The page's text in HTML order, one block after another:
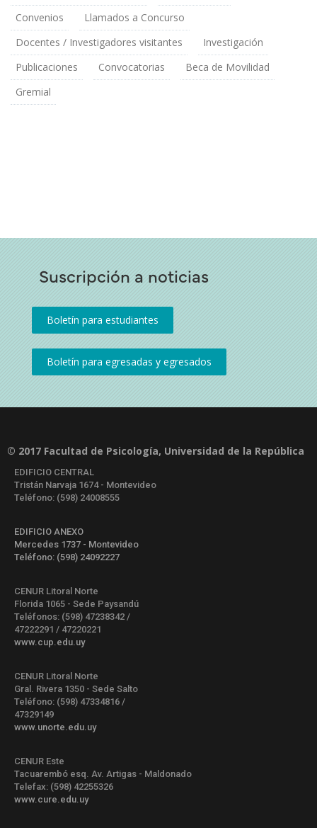
Convenios
Llamados a Concurso
Docentes / Investigadores visitantes
Investigación
Publicaciones
Convocatorias
Beca de Movilidad
Gremial
Suscripción a noticias
© 2017 Facultad de Psicología, Universidad de la República
EDIFICIO CENTRAL
Tristán Narvaja 1674 - Montevideo
Teléfono: (598) 24008555
EDIFICIO ANEXO
Mercedes 1737 - Montevideo
Teléfono: (598) 24092227
CENUR Litoral Norte
Florida 1065 - Sede Paysandú
Teléfonos: (598) 47238342 /
47222291 / 47220221
www.cup.edu.uy
CENUR Litoral Norte
Gral. Rivera 1350 - Sede Salto
Teléfono: (598) 47334816 /
47329149
www.unorte.edu.uy
CENUR Este
Tacuarembó esq. Av. Artigas - Maldonado
Telefax: (598) 42255326
www.cure.edu.uy